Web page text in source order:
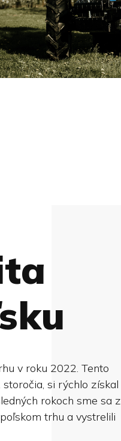
v roku 2022. Tento
si rýchlo získal
rokoch sme sa z
trhu a vystrelili